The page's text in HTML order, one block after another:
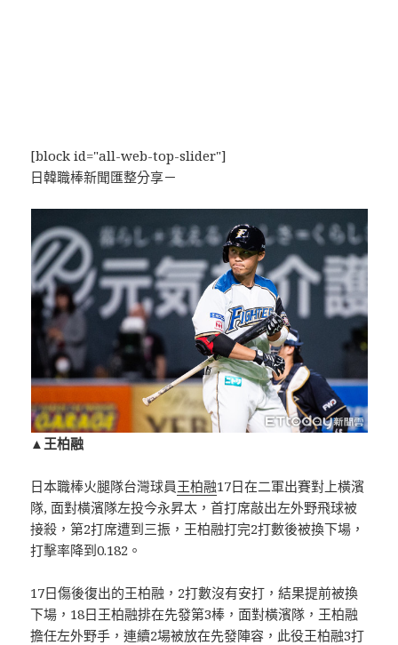
[block id="all-web-top-slider"]
日韓職棒新聞匯整分享－
▲王柏融
日本職棒火腿隊台灣球員王柏融17日在二軍出賽對上橫濱
隊, 面對橫濱隊左投今永昇太，首打席敲出左外野飛球被
接殺，第2打席遭到三振，王柏融打完2打數後被換下場，
打擊率降到0.182。
17日傷後復出的王柏融，2打數沒有安打，結果提前被換
下場，18日王柏融排在先發第3棒，面對橫濱隊，王柏融
擔任左外野手，連續2場被放在先發陣容，此役王柏融3打